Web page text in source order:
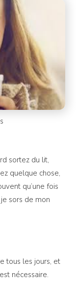
sortez du lit,
quelque chose,
qu’une fois
sors de mon
tous les jours, et
nécessaire.